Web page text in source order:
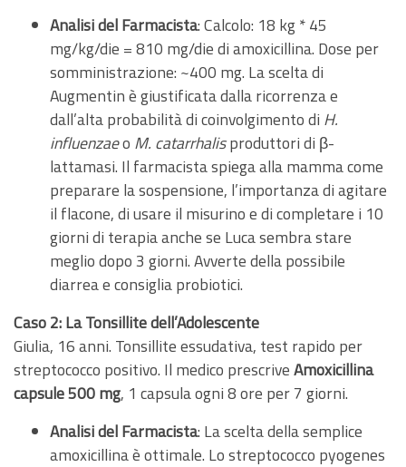
Analisi del Farmacista: Calcolo: 18 kg * 45
mg/kg/die = 810 mg/die di amoxicillina. Dose per
somministrazione: ~400 mg. La scelta di
Augmentin è giustificata dalla ricorrenza e
dall’alta probabilità di coinvolgimento di H.
influenzaeo M. catarrhalisproduttori di β-
lattamasi. Il farmacista spiega alla mamma come
preparare la sospensione, l’importanza di agitare
il flacone, di usare il misurino e di completare i 10
giorni di terapia anche se Luca sembra stare
meglio dopo 3 giorni. Avverte della possibile
diarrea e consiglia probiotici.
Caso 2: La Tonsillite dell’Adolescente
Giulia, 16 anni. Tonsillite essudativa, test rapido per
streptococco positivo. Il medico prescriveAmoxicillina
capsule 500 mg, 1 capsula ogni 8 ore per 7 giorni.
Analisi del Farmacista: La scelta della semplice
amoxicillina è ottimale. Lo streptococco pyogenes